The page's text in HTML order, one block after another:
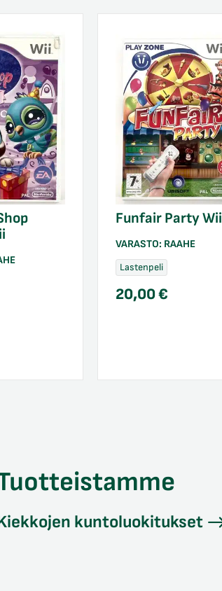
Funfair Party Wii
VARASTO: RAAHE
Lastenpeli
20,00€
kuntoluokitukset